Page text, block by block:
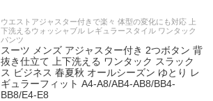
ウエストアジャスター付きで楽々 体型の変化にも対応 上
下洗えるウォッシャブル レギュラースタイル ワンタック
パンツ
スーツ メンズ アジャスター付き 2つボタン 背
抜き仕立て 上下洗える ワンタック スラック
ス ビジネス 春夏秋 オールシーズン ゆとり レ
ギュラーフィット A4-A8/AB4-AB8/BB4-
BB8/E4-E8